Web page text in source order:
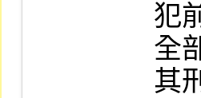
犯
全
其